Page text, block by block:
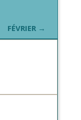
FÉVRIER →